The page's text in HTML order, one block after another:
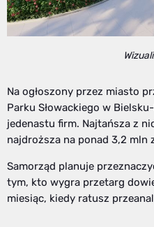
Na ogłoszony przez miasto
Parku Słowackiego w
jedenastu firm. Najtańsza z
najdroższa na ponad 3,2 mln
Samorząd planuje
tym, kto wygra przetarg
miesiąc, kiedy ratusz